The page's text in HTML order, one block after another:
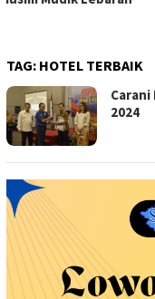
TAG: HOTEL TERBAIK
Carani
2024